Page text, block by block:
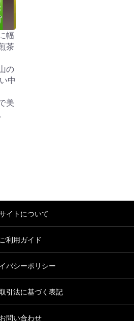
幅
茶
の
中
美
イトについて
ご利用ガイド
バシーポリシー
引法に基づく表記
お問い合わせ